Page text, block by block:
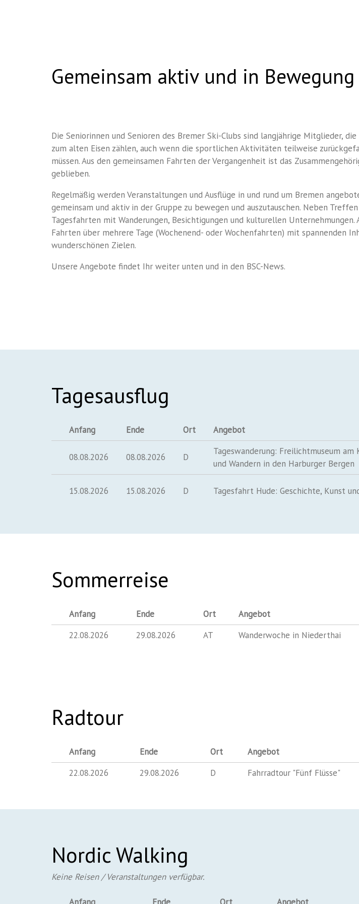
Gemeinsam aktiv und in Bewegung
Die Seniorinnen und Senioren des Bremer Ski-Clubs sind langjährige Mitglieder,
zum alten Eisen zählen, auch wenn die sportlichen Aktivitäten teilweise
müssen. Aus den gemeinsamen Fahrten der Vergangenheit ist das
geblieben.
Regelmäßig werden Veranstaltungen und Ausflüge in und rund um Bremen
gemeinsam und aktiv in der Gruppe zu bewegen und auszutauschen. Neben
Tagesfahrten mit Wanderungen, Besichtigungen und kulturellen Unternehmungen.
Fahrten über mehrere Tage (Wochenend- oder Wochenfahrten) mit spannenden
wunderschönen Zielen.
Unsere Angebote findet Ihr weiter unten und in den BSC-News.
Tagesausflug
Anfang Ende Ort Angebot
08.08.2026 08.08.2026 D
Tageswanderung: Freilichtmuseum
und Wandern in den Harburger Bergen
15.08.2026 15.08.2026 D Tagesfahrt Hude: Geschichte, Kunst
Sommerreise
Anfang Ende Ort Angebot
22.08.2026
29.08.2026 AT Wanderwoche in Niederthai
Radtour
Anfang Ende Ort Angebot
22.08.2026
29.08.2026 D Fahrradtour "Fünf Flüsse"
Nordic Walking
Keine Reisen / Veranstaltungen verfügbar.